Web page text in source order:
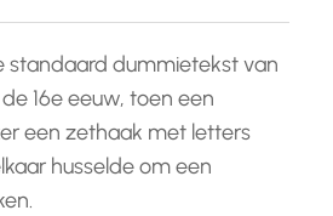
standaard dummietekst van
16e eeuw, toen een
een zethaak met letters
husselde om een